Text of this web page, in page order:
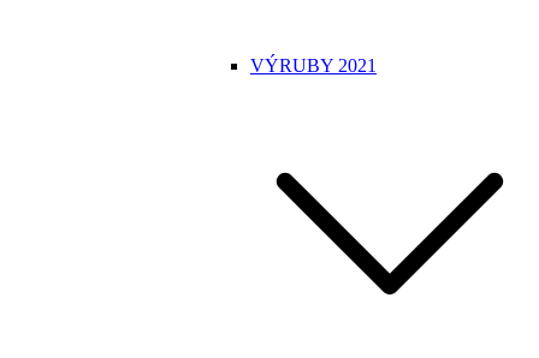
VÝRUBY 2021